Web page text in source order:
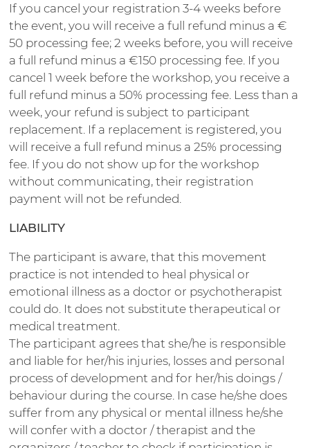
If you cancel your registration 3-4 weeks before
the event, you will receive a full refund minus a €
50 processing fee; 2 weeks before, you will receive
a full refund minus a €150 processing fee. If you
cancel 1 week before the workshop, you receive a
full refund minus a 50% processing fee. Less than a
week, your refund is subject to participant
replacement. If a replacement is registered, you
will receive a full refund minus a 25% processing
fee. If you do not show up for the workshop
without communicating, their registration
payment will not be refunded.
LIABILITY
The participant is aware, that this movement
practice is not intended to heal physical or
emotional illness as a doctor or psychotherapist
could do. It does not substitute therapeutical or
medical treatment.
The participant agrees that she/he is responsible
and liable for her/his injuries, losses and personal
process of development and for her/his doings /
behaviour during the course. In case he/she does
suffer from any physical or mental illness he/she
will confer with a doctor / therapist and the